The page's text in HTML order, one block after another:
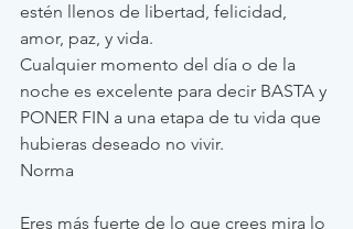
estén llenos de libertad, felicidad,
amor, paz, y vida.
Cualquier momento del día o de la
noche es excelente para decir BASTA y
PONER FIN a una etapa de tu vida que
hubieras deseado no vivir.
Norma
Eres más fuerte de lo que crees mira lo